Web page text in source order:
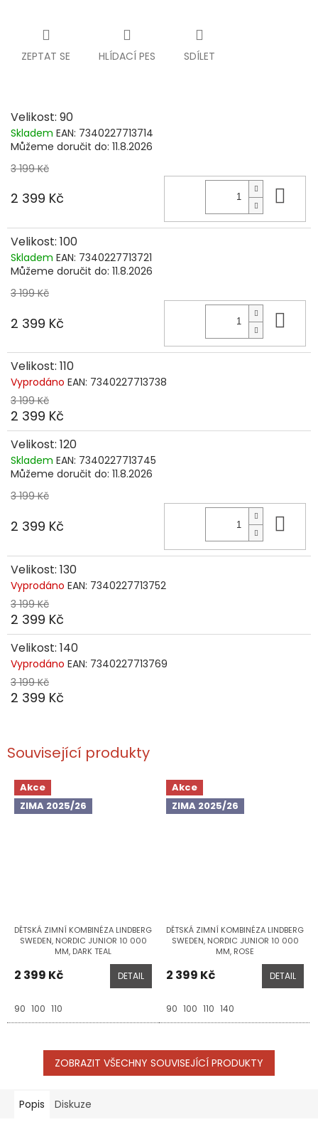
ZEPTAT SE HLÍDACÍ PES SDÍLET
Velikost: 90
Skladem EAN: 7340227713714
Můžeme doručit do: 11.8.2026
3 199 Kč
2 399 Kč
Velikost: 100
Skladem EAN: 7340227713721
Můžeme doručit do: 11.8.2026
3 199 Kč
2 399 Kč
Velikost: 110
Vyprodáno EAN: 7340227713738
3 199 Kč
2 399 Kč
Velikost: 120
Skladem EAN: 7340227713745
Můžeme doručit do: 11.8.2026
3 199 Kč
2 399 Kč
Velikost: 130
Vyprodáno EAN: 7340227713752
3 199 Kč
2 399 Kč
Velikost: 140
Vyprodáno EAN: 7340227713769
3 199 Kč
2 399 Kč
Související produkty
Akce
ZIMA 2025/26
DĚTSKÁ ZIMNÍ KOMBINÉZA LINDBERG
SWEDEN, NORDIC JUNIOR 10 000
MM, DARK TEAL
2 399 Kč DETAIL
90 100 110
Akce
ZIMA 2025/26
DĚTSKÁ ZIMNÍ KOMBINÉZA LINDBERG
SWEDEN, NORDIC JUNIOR 10 000
MM, ROSE
2 399 Kč DETAIL
90 100 110 140
ZOBRAZIT VŠECHNY SOUVISEJÍCÍ PRODUKTY
Popis Diskuze